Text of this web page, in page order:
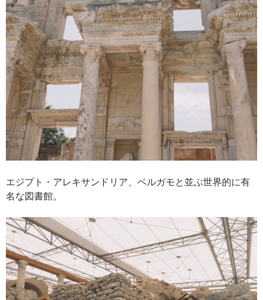
エジプト・アレキサンドリア、ベルガモと並ぶ世界的に有
名な図書館。